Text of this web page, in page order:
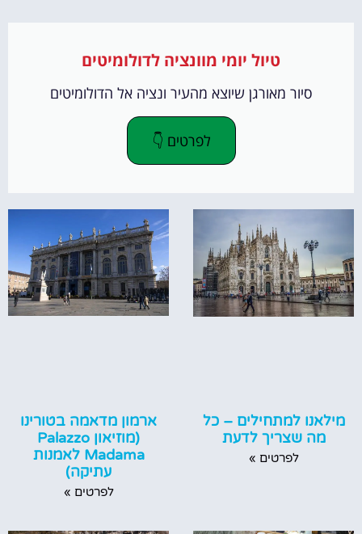
טיול יומי מוונציה לדולומיטים
סיור מאורגן שיוצא מהעיר ונציה אל הדולומיטים
לפרטים 👇
מילאנו למתחילים – כל
מה שצריך לדעת
לפרטים »
ארמון מדאמה בטורינו
(מוזיאון Palazzo
Madama לאמנות
עתיקה)
לפרטים »